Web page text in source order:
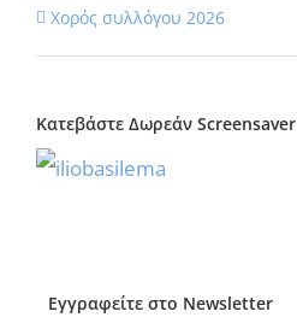
Χορός συλλόγου 2026
Κατεβάστε Δωρεάν Screensaver
Εγγραφείτε στο Newsletter